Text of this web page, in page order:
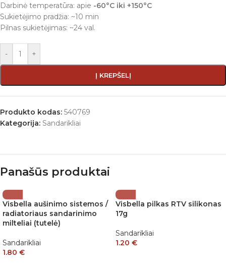
Darbinė temperatūra: apie -60°C iki +150°C
Sukietėjimo pradžia: ~10 min
Pilnas sukietėjimas: ~24 val.
- +
Į KREPŠELĮ
Produkto kodas: 540769
Kategorija: Sandarikliai
Panašūs produktai
Visbella aušinimo sistemos /
radiatoriaus sandarinimo
milteliai (tutelė)
Sandarikliai
1.80 €
Visbella pilkas RTV silikonas
17g
Sandarikliai
1.20 €